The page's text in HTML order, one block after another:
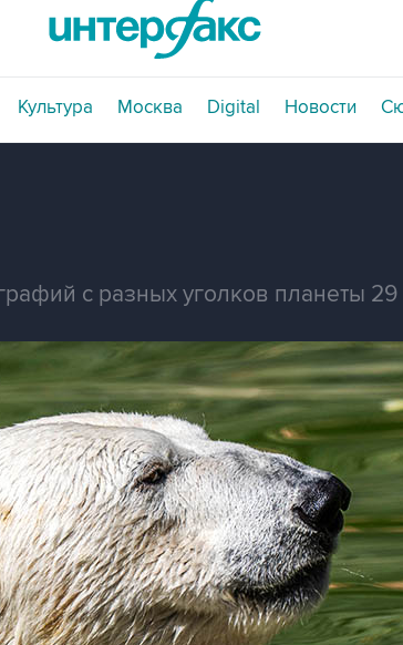
Культура Москва Digital Новости
с разных уголков планеты